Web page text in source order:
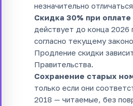
незначительно
Скидка 30% при
действует до конца 2026
согласно текущему
Продление скидки
Правительства.
Сохранение старых
только если они
2018 — читаемые, без